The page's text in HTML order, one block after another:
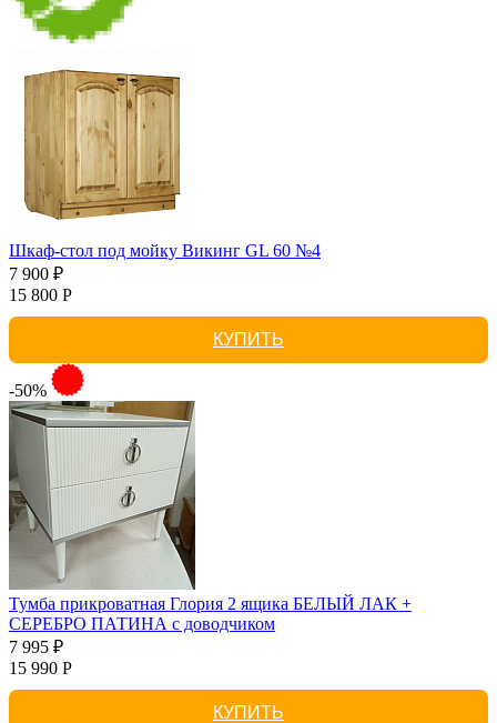
Шкаф-стол под мойку Викинг GL 60 №4
7 900 ₽
15 800 Р
КУПИТЬ
-50%
Тумба прикроватная Глория 2 ящика БЕЛЫЙ ЛАК +
СЕРЕБРО ПАТИНА с доводчиком
7 995 ₽
15 990 Р
КУПИТЬ